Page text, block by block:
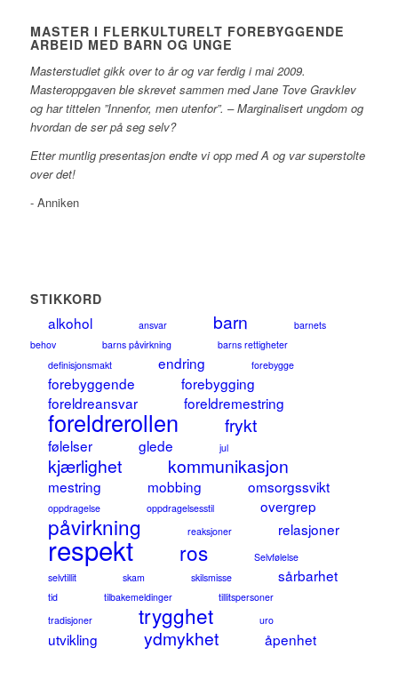
MASTER I FLERKULTURELT FOREBYGGENDE
ARBEID MED BARN OG UNGE
Masterstudiet gikk over to år og var ferdig i mai 2009.
Masteroppgaven ble skrevet sammen med Jane Tove Gravklev
og har tittelen ”Innenfor, men utenfor”. – Marginalisert ungdom og
hvordan de ser på seg selv?
Etter muntlig presentasjon endte vi opp med A og var superstolte
over det!
- Anniken
STIKKORD
alkohol ansvar barn
barnets
behov
barns påvirkning
barns rettigheter
definisjonsmakt
endring forebygge
forebyggende
forebygging
foreldreansvar
foreldremestring
foreldrerollen frykt
følelser glede jul
kjærlighet kommunikasjon
mestring mobbing omsorgssvikt
oppdragelse oppdragelsesstil overgrep
påvirkning reaksjoner relasjoner
respekt ros
Selvfølelse
selvtillit
skam skilsmisse sårbarhet
tid tilbakemeldinger
tillitspersoner
tradisjoner
trygghet uro
utvikling ydmykhet åpenhet